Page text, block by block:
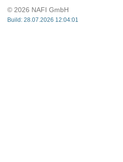
© 2026 NAFI GmbH
Build: 28.07.2026 12:04:01